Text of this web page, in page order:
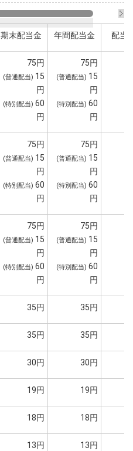
期末配当金 年間配当金 配当
75円
(普通配当) 15
円
(特別配当) 60
円
75円
(普通配当) 15
円
(特別配当) 60
円
75円
(普通配当) 15
円
(特別配当) 60
円
75円
(普通配当) 15
円
(特別配当) 60
円
75円
(普通配当) 15
円
(特別配当) 60
円
75円
(普通配当) 15
円
(特別配当) 60
円
35円 35円
35円 35円
30円 30円
19円 19円
18円 18円
13円 13円